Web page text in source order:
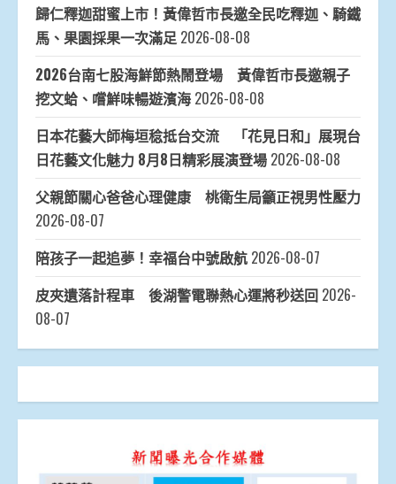
歸仁釋迦甜蜜上市！黃偉哲市長邀全民吃釋迦、騎鐵
馬、果園採果一次滿足 2026-08-08
2026台南七股海鮮節熱鬧登場 黃偉哲市長邀親子
挖文蛤、嚐鮮味暢遊濱海 2026-08-08
日本花藝大師梅垣稔抵台交流 「花見日和」展現台
日花藝文化魅力 8月8日精彩展演登場 2026-08-08
父親節關心爸爸心理健康 桃衛生局籲正視男性壓力
2026-08-07
陪孩子一起追夢！幸福台中號啟航 2026-08-07
皮夾遺落計程車 後湖警電聯熱心運將秒送回 2026-
08-07